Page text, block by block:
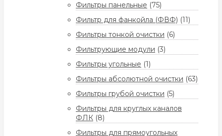
Фильтры панельные (75)
Фильтр для фанкойла (ФВФ) (11)
Фильтры тонкой очистки (6)
Фильтрующие модули (3)
Фильтры угольные (1)
Фильтры абсолютной очистки (63)
Фильтры грубой очистки (5)
Фильтры для круглых каналов
ФЛК (8)
Фильтры для прямоугольных